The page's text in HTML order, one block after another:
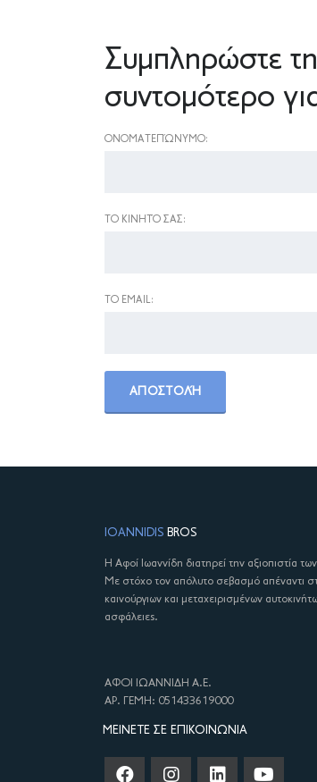
Συμπληρώστε
συντομότερο
ΟΝΟΜΑΤΕΠΏΝΥΜΟ:
ΤΟ ΚΙΝΗΤΌ ΣΑΣ:
ΤΟ EMAIL:
IOANNIDIS BROS
Η Αφοί Ιωαννίδη διατηρεί την αξιοπιστία
Με στόχο τον απόλυτο σεβασμό απέναντι
καινούργιων και μεταχειρισμένων
ασφάλειες.
ΑΦΟΙ ΙΩΑΝΝΙΔΗ Α.Ε.
ΑΡ. ΓΕΜΗ: 051433619000
ΜΕΊΝΕΤΕ ΣΕ ΕΠΙΚΟΙΝΩΝΊΑ